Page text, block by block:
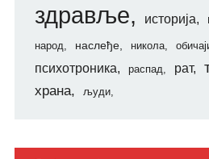
здравље историја
народ наслеђе никола
психотроника распад рат
храна људи